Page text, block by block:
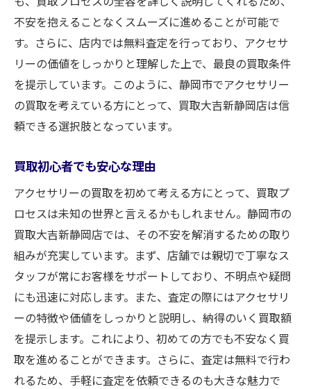
不安を抱えることなくスムーズに進めることが可能で
す。さらに、店内では無料査定を行っており、アクセサ
リーの価値をしっかりと理解した上で、最良の買取条件
を提示しています。このように、静岡市でアクセサリー
の買取を考えている方にとって、買取大吉新静岡店は信
頼できる選択肢となっています。
買取初心者でも安心な理由
アクセサリーの買取を初めて考える方にとって、買取プ
ロセスは未知の世界と言えるかもしれません。静岡市の
買取大吉新静岡店では、その不安を解消するための取り
組みが充実しています。まず、店舗では親切で丁寧なス
タッフが常にお客様をサポートしており、不明点や疑問
にも迅速に対応します。また、査定の際にはアクセサリ
ーの特徴や価値をしっかりと説明し、納得のいく買取額
を提示します。これにより、初めての方でも不安なく買
取を進めることができます。さらに、査定は無料で行わ
れるため、手軽に査定を依頼できるのも大きな魅力で